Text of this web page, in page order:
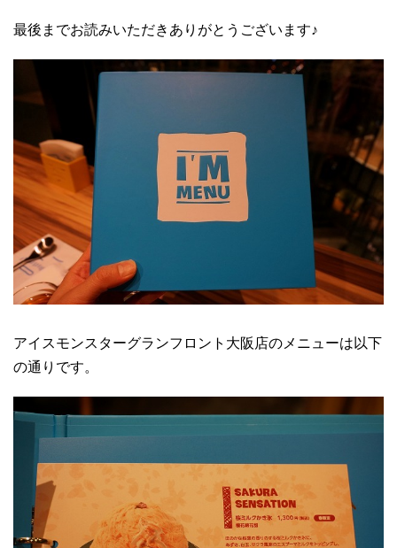
最後までお読みいただきありがとうございます♪
アイスモンスターグランフロント大阪店のメニューは以下
の通りです。